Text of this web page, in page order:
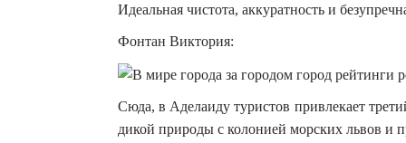
Идеальная чистота, аккуратность и
Фонтан Виктория:
Сюда, в Аделаиду туристов привлекает
дикой природы с колонией морских львов и